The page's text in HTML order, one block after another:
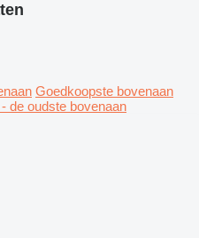
Goedkoopste bovenaan
de oudste bovenaan